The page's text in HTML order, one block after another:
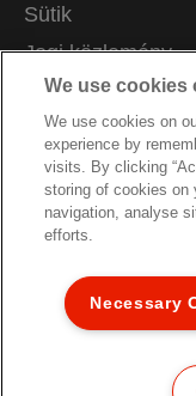
Sütik
Jogi közlemény
Impresszum
Adataim kezelése
Álláslehetőségek
Csomagolás
Jótállási feltételek
Megfelelőségi
Oldaltérkép
© 2026 ACCO
We use
We use cookies on
experience by
visits. By clicking
storing of cookies on
navigation, analyse
efforts.
Necessary